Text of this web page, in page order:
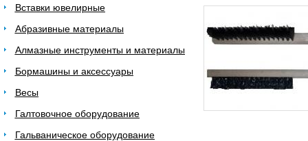
Вставки ювелирные
Абразивные материалы
Алмазные инструменты и материалы
Бормашины и аксессуары
Весы
Галтовочное оборудование
Гальваническое оборудование